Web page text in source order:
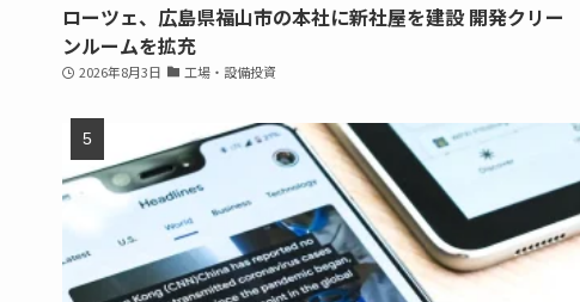
ローツェ、広島県福山市の本社に新社屋を建設 開発クリー
ンルームを拡充
2026年8月3日 工場・設備投資